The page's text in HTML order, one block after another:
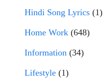
Hindi Song Lyrics (1)
Home Work (648)
Information (34)
Lifestyle (1)